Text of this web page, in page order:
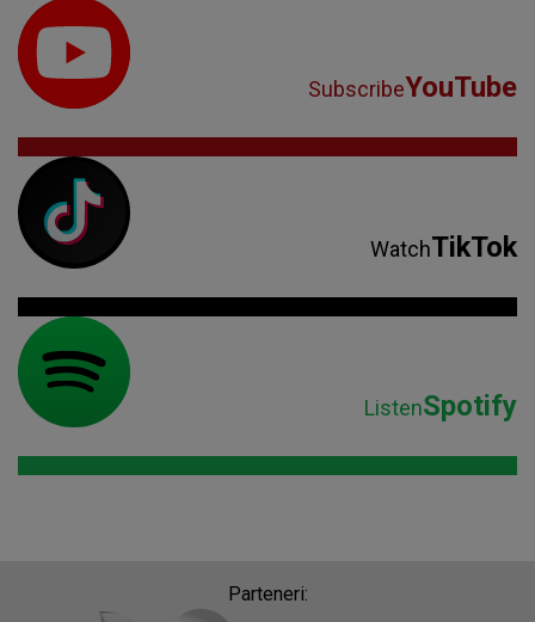
SubscribeYouTube
WatchTikTok
ListenSpotify
Parteneri: